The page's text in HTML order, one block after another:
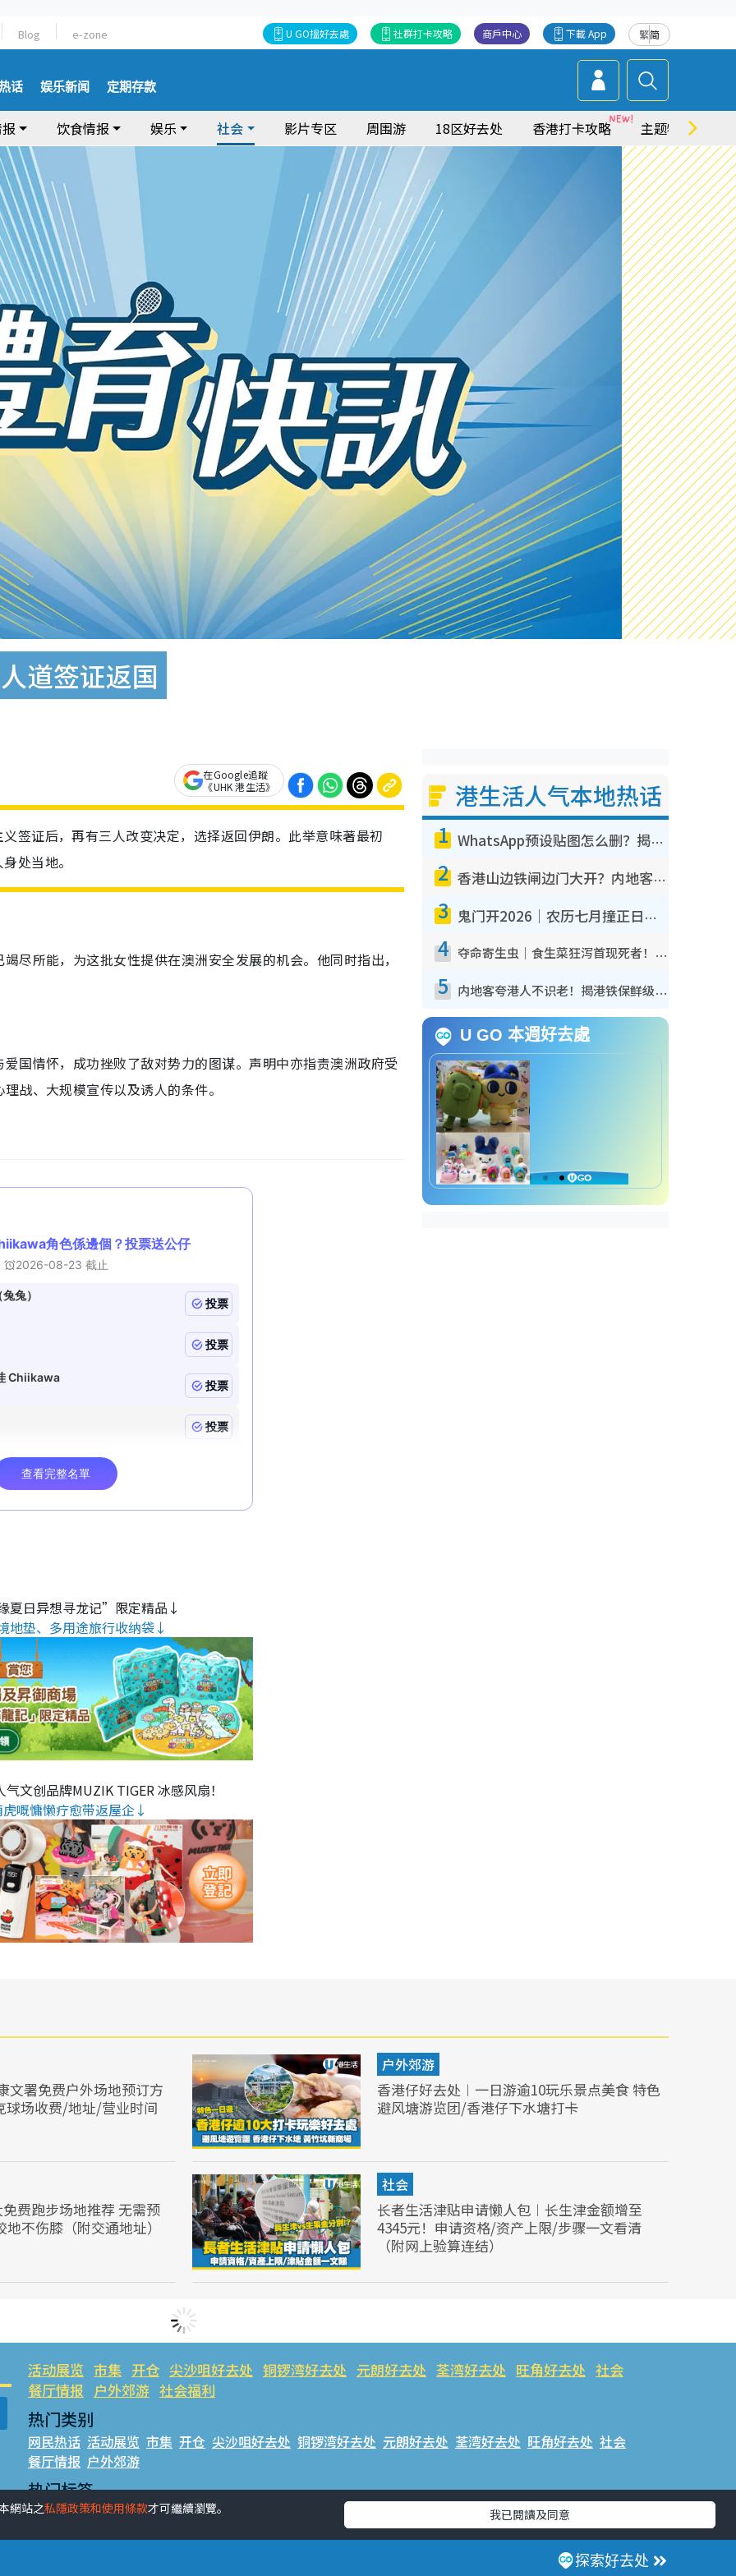
Blog e-zone 繁简
下載 App
商戶中心
社群打卡攻略
U GO搵好去處
话 娱乐新闻 定期存款
饮食情报 娱乐 社会 影片专区 周围游 18区好去处 香港打卡攻略 主题特集
道签证返国
在Google追蹤
《UHK 港生活》
签证后，再有三人改变决定，选择返回伊朗。此举意味著最初
处当地。
尽所能，为这批女性提供在澳洲安全发展的机会。他同时指出，
国情怀，成功挫败了敌对势力的图谋。声明中亦指责澳洲政府受
战、大规模宣传以及诱人的条件。
日异想寻龙记”限定精品↓
地垫、多用途旅行收纳袋↓
文创品牌MUZIK TIGER 冰感风扇！
嘅慵懒疗愈带返屋企↓
港生活人气本地热话
1 WhatsApp预设贴图怎么删？揭秘1招“反向操作”还原简洁界面 附3步实测教程
2 香港山边铁闸边门大开？内地客困惑意义何在！网友神回复：这种叫法理性防御
3 鬼门开2026｜农历七月撞正日全食特别邪？专家警告切忌做一事！揭4大禁忌+2招保平安
4 夺命寄生虫｜食生菜狂泻首现死者！疫潮恶化录1.8万宗病例 揭洗菜3大谬误
5 内地客夸港人不识老！揭港铁保鲜级冷气 港人求放过：别投诉
U GO 本週好去處
文署免费户外场地预订方
球场收费/地址/营业时间
户外郊游
香港仔好去处︱一日游逾10玩乐景点美食 特色
避风塘游览团/香港仔下水塘打卡
费跑步场地推荐 无需预
不伤膝（附交通地址）
社会
长者生活津贴申请懒人包︱长生津金额增至
4345元！申请资格/资产上限/步骤一文看清
（附网上验算连结）
探索好去处
活动展览 市集 开仓 尖沙咀好去处 铜锣湾好去处 元朗好去处 荃湾好去处 旺角好去处 社会
餐厅情报 户外郊游 社会福利
热门类别
网民热话 活动展览 市集 开仓 尖沙咀好去处 铜锣湾好去处 元朗好去处 荃湾好去处 旺角好去处 社会
餐厅情报 户外郊游
热门标签
#UGO揾好去处 #人气活动推介 #美食社群热话 #ULifestyle应用程式 #限时抢
#网络热话
香港经济日报版权所有©2026
網站之私隱政策和使用條款才可繼續瀏覽。 我已閱讀及同意